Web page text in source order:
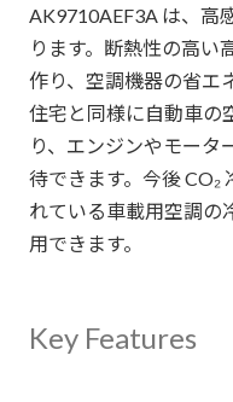
AK9710AEF3A は、高
ります。断熱性の高い
作り、空調機器の省エ
住宅と同様に自動車の
り、エンジンやモータ
待できます。今後 CO₂
れている車載用空調の
用できます。
Key Features